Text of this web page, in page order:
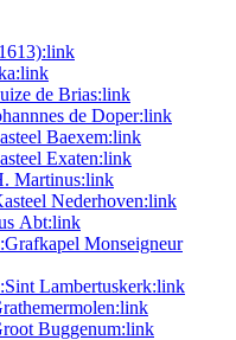
de Brias:link
de Doper:link
Baexem:link
Exaten:link
Martinus:link
Nederhoven:link
Abt:link
Monseigneur
Lambertuskerk:link
Buggenum:link